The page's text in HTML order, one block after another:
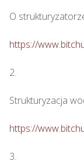
O
https://
2.
Strukturyzacja
https://
3.